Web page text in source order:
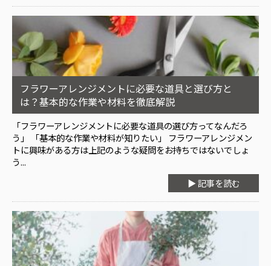
フラワーアレンジメントに必要な道具と選び方と
は？基本的な作業や材料を徹底解説
「フラワーアレンジメントに必要な道具の選び方ってなんだろ
う」 「基本的な作業や材料が知りたい」 フラワーアレンジメン
トに興味がある方は上記のような疑問をお持ちではないでしょ
う...
▶ 記事を読む